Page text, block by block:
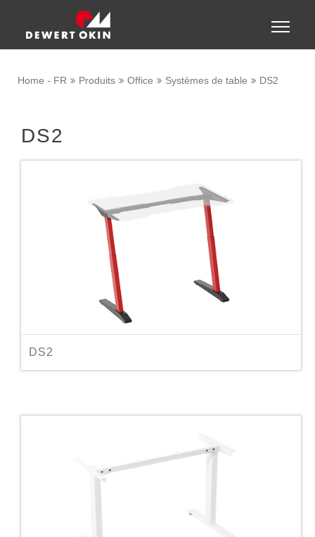
Toggle
Home - FR Produits Office Systèmes de table DS2
DS2
DS2